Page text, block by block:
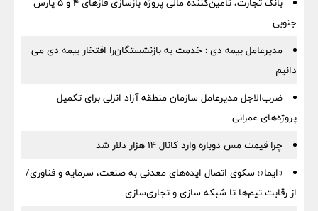
جنوبی
مدیرعامل بیمه دی : خدمت به بازنشستگان‌را افتخار بیمه دی می
دانیم
ضرب‌الاجل مدیرعامل سازمان منطقه آزاد انزلی برای تكمیل
پروژه‌های عمرانی
چرا قیمت مس دوباره وارد کانال ۱۴ هزار دلار شد
«ایما»؛ سکوی اتصال ایده‌های معدنی به صنعت، سرمایه و فناوری/
از رقابت تیم‌ها تا شبکه سازی و تجاری‌سازی